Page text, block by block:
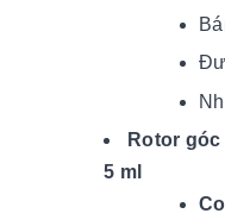
Rotor
5 ml